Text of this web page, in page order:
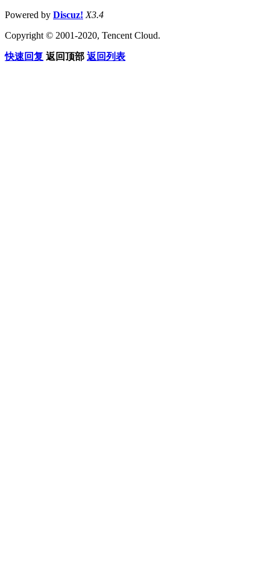
Powered by Discuz! X3.4
Copyright © 2001-2020, Tencent Cloud.
快速回复 返回顶部 返回列表